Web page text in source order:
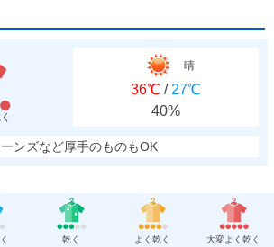
晴
36℃ / 27℃
40%
ンズなど厚手のものもOK
乾く よく乾く 大変よく乾く